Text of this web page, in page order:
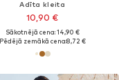
Adīta kleita
10,90 €
Sākotnējā cena: 14,90 €
Pēdējā zemākā cena:8,72 €